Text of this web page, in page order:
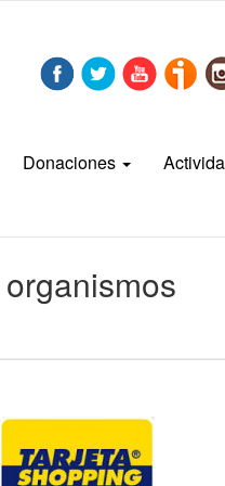
Donaciones